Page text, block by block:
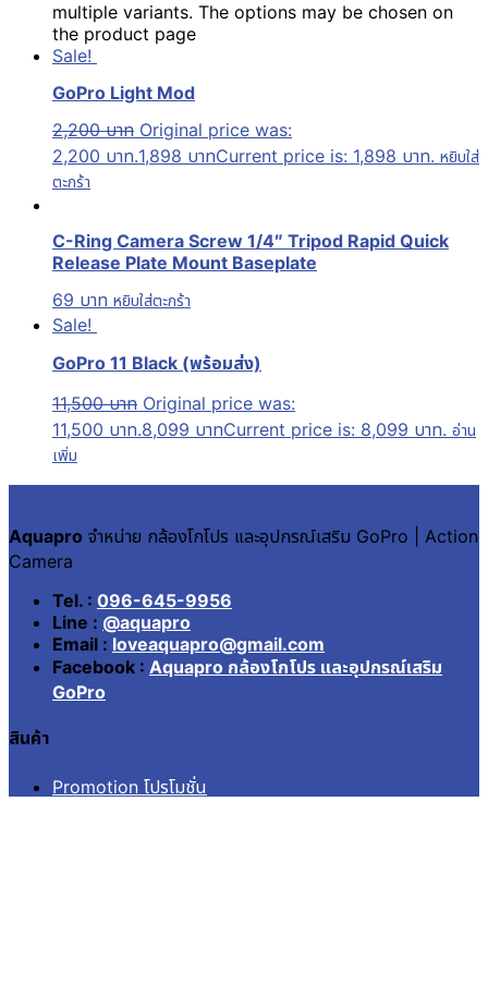
multiple variants. The options may be chosen on
the product page
Sale!
GoPro Light Mod
2,200บาท Original price was:
2,200 บาท.1,898 บาทCurrent price is: 1,898 บาท. หยิบใส่
ตะกร้า
C-Ring Camera Screw 1/4″ Tripod Rapid Quick
Release Plate Mount Baseplate
69 บาท หยิบใส่ตะกร้า
Sale!
GoPro 11 Black (พร้อมส่ง)
11,500บาท Original price was:
11,500 บาท.8,099 บาทCurrent price is: 8,099 บาท. อ่าน
เพิ่ม
Aquapro จำหน่าย กล้องโกโปร และอุปกรณ์เสริม GoPro | Action
Camera
Tel. : 096-645-9956
Line : @aquapro
Email : loveaquapro@gmail.com
Facebook : Aquapro กล้องโกโปร และอุปกรณ์เสริม
GoPro
สินค้า
Promotion โปรโมชั่น